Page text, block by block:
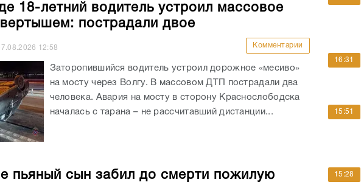
18-летний водитель устроил массовое
пострадали двое
12:58 Комментарии
Заторопившийся водитель устроил дорожное «месиво»
на мосту через Волгу. В массовом ДТП пострадали два
человека. Авария на мосту в сторону Краснослободска
началась с тарана – не рассчитавший дистанции...
пьяный сын забил до смерти пожилую
16:31
15:51
15:28